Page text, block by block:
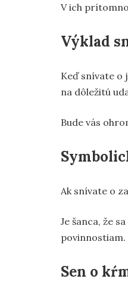
V ich
Výklad
Keď snívate o
na dôležitú
Bude vás
Ak snívate o
Je šanca, že
povinnostiam.
Sen o